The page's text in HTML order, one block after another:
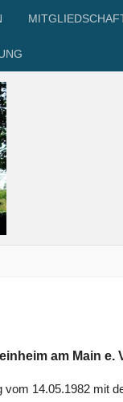
am Main e.
14.05.1982 mit